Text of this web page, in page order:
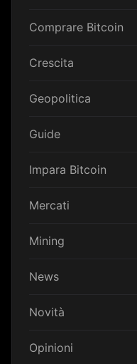
Comprare Bitcoin
Crescita
Geopolitica
Guide
Impara Bitcoin
Mercati
Mining
News
Novità
Opinioni